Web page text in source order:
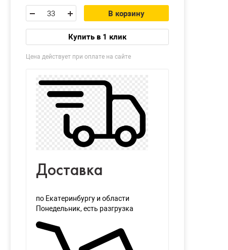
В корзину
Купить в 1 клик
Цена действует при оплате на сайте
Доставка
по Екатеринбургу и области
Понедельник, есть разгрузка